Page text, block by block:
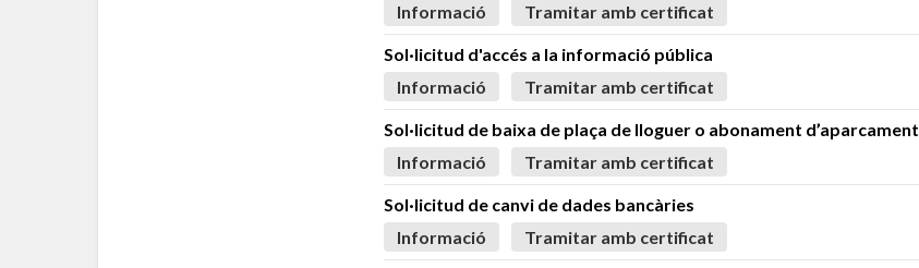
Informació
Tramitar amb certificat
Sol·licitud d'accés a la informació pública
Informació
Tramitar amb certificat
Sol·licitud de baixa de plaça de lloguer o abonament d’aparcament
Informació
Tramitar amb certificat
Sol·licitud de canvi de dades bancàries
Informació
Tramitar amb certificat